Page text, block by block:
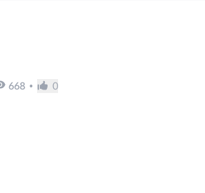
668 • 0